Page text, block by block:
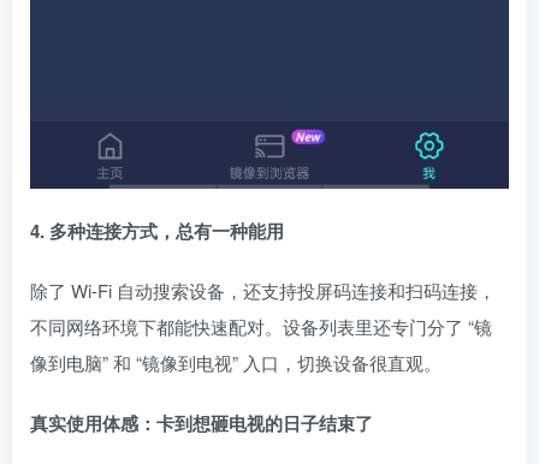
4. 多种连接方式，总有一种能用
除了 Wi-Fi 自动搜索设备，还支持投屏码连接和扫码连接，
不同网络环境下都能快速配对。设备列表里还专门分了 “镜
像到电脑” 和 “镜像到电视” 入口，切换设备很直观。
真实使用体感：卡到想砸电视的日子结束了